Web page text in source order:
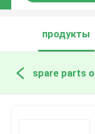
продукты
spare parts